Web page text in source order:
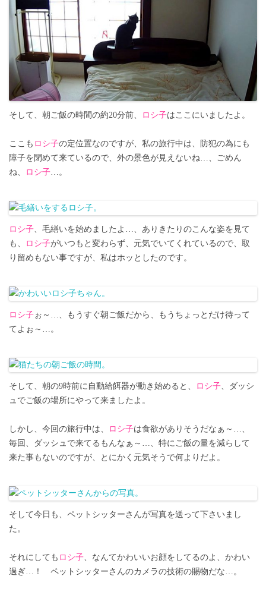
そして、朝ご飯の時間の約20分前、 ロシ子はここにいましたよ。
ここも ロシ子の定位置なのですが、私の旅行中は、防犯の為にも
障子を閉めて来ているので、外の景色が見えないね…、ごめん
ね、
ロシ子…。
ロシ子、毛繕いを始めましたよ…、ありきたりのこんな姿を見て
も、
ロシ子がいつもと変わらず、元気でいてくれているので、取
り留めもない事ですが、私はホッとしたのです。
ロシ子 ぉ～…、もうすぐ朝ご飯だから、もうちょっとだけ待って
てよぉ～…。
そして、朝の9時前に自動給餌器が動き始めると、 ロシ子、ダッシ
ュでご飯の場所にやって来ましたよ。
しかし、今回の旅行中は、 ロシ子は食欲がありそうだなぁ～…、
毎回、ダッシュで来てるもんなぁ～…、特にご飯の量を減らして
来た事もないのですが、とにかく元気そうで何よりだよ。
そして今日も、ペットシッターさんが写真を送って下さいまし
た。
それにしても ロシ子、なんてかわいいお顔をしてるのよ、かわい
過ぎ…！ ペットシッターさんのカメラの技術の賜物だな…。